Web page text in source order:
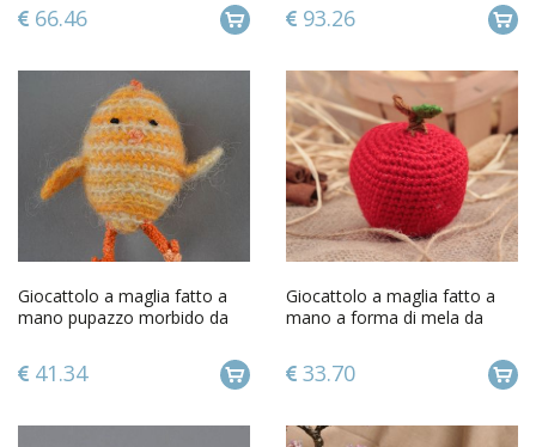
66.46 93.26
Giocattolo a maglia fatto a
mano pupazzo morbido da
41.34
Giocattolo a maglia fatto a
mano a forma di mela da
33.70